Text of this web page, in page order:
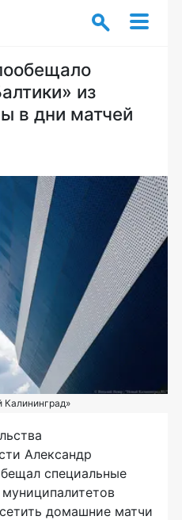
из
в дни матчей
Александр
специальные
домашние матчи